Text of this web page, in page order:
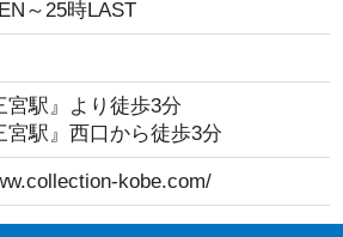
～25時LAST
宮駅』より徒歩3分
宮駅』西口から徒歩3分
kobe.com/